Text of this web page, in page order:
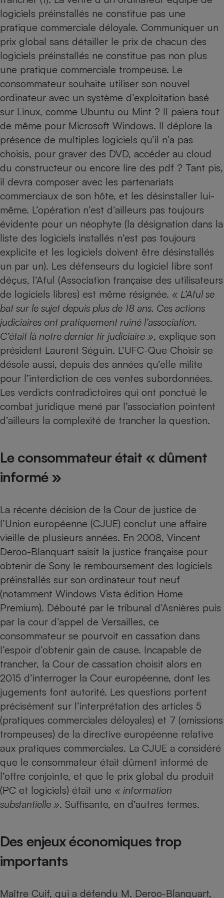
logiciels préinstallés ne constitue pas une
pratique commerciale déloyale. Communiquer un
prix global sans détailler le prix de chacun des
logiciels préinstallés ne constitue pas non plus
une pratique commerciale trompeuse. Le
consommateur souhaite utiliser son nouvel
ordinateur avec un système d’exploitation basé
sur Linux, comme Ubuntu ou Mint ? Il paiera tout
de même pour Microsoft Windows. Il déplore la
présence de multiples logiciels qu’il n’a pas
choisis, pour graver des DVD, accéder au cloud
du constructeur ou encore lire des pdf ? Tant pis,
il devra composer avec les partenariats
commerciaux de son hôte, et les désinstaller lui-
même. L’opération n’est d’ailleurs pas toujours
évidente pour un néophyte (la désignation dans la
liste des logiciels installés n’est pas toujours
explicite et les logiciels doivent être désinstallés
un par un). Les défenseurs du logiciel libre sont
déçus, l’Aful (Association française des utilisateurs
de logiciels libres) est même résignée. « L’Aful se
bat sur le sujet depuis plus de 18 ans. Ces actions
judiciaires ont pratiquement ruiné l’association.
C’était là notre dernier tir judiciaire », explique son
président Laurent Séguin. L’UFC-Que Choisir se
désole aussi, depuis des années qu’elle milite
pour l’interdiction de ces ventes subordonnées.
Les verdicts contradictoires qui ont ponctué le
combat juridique mené par l’association pointent
d’ailleurs la complexité de trancher la question.
Le consommateur était « dûment
informé »
La récente décision de la Cour de justice de
l’Union européenne (CJUE) conclut une affaire
vieille de plusieurs années. En 2008, Vincent
Deroo-Blanquart saisit la justice française pour
obtenir de Sony le remboursement des logiciels
préinstallés sur son ordinateur tout neuf
(notamment Windows Vista édition Home
Premium). Débouté par le tribunal d’Asnières puis
par la cour d’appel de Versailles, ce
consommateur se pourvoit en cassation dans
l’espoir d’obtenir gain de cause. Incapable de
trancher, la Cour de cassation choisit alors en
2015 d’interroger la Cour européenne, dont les
jugements font autorité. Les questions portent
précisément sur l’interprétation des articles 5
(pratiques commerciales déloyales) et 7 (omissions
trompeuses) de la directive européenne relative
aux pratiques commerciales. La CJUE a considéré
que le consommateur était dûment informé de
l’offre conjointe, et que le prix global du produit
(PC et logiciels) était une « information
substantielle ». Suffisante, en d’autres termes.
Des enjeux économiques trop
importants
Maître Cuif, qui a défendu M. Deroo-Blanquart,
Complément
alimentaire
bouteille
Assurance emprunteur
Banque
Petit électroménager -
Lave-linge
Plaque de cuisson à
induction
Climatiseur -
Ventilateur
Cafetière à expressos
Robot ménager
Téléviseur
Téléphone mobile -
Smartphone
Antivirus
Matelas
Radiateur électrique
Climatiseur -
Ventilateur
Mutuelle
Antimoustique